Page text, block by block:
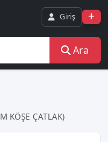
Giriş
Ara
KÖŞE ÇATLAK)